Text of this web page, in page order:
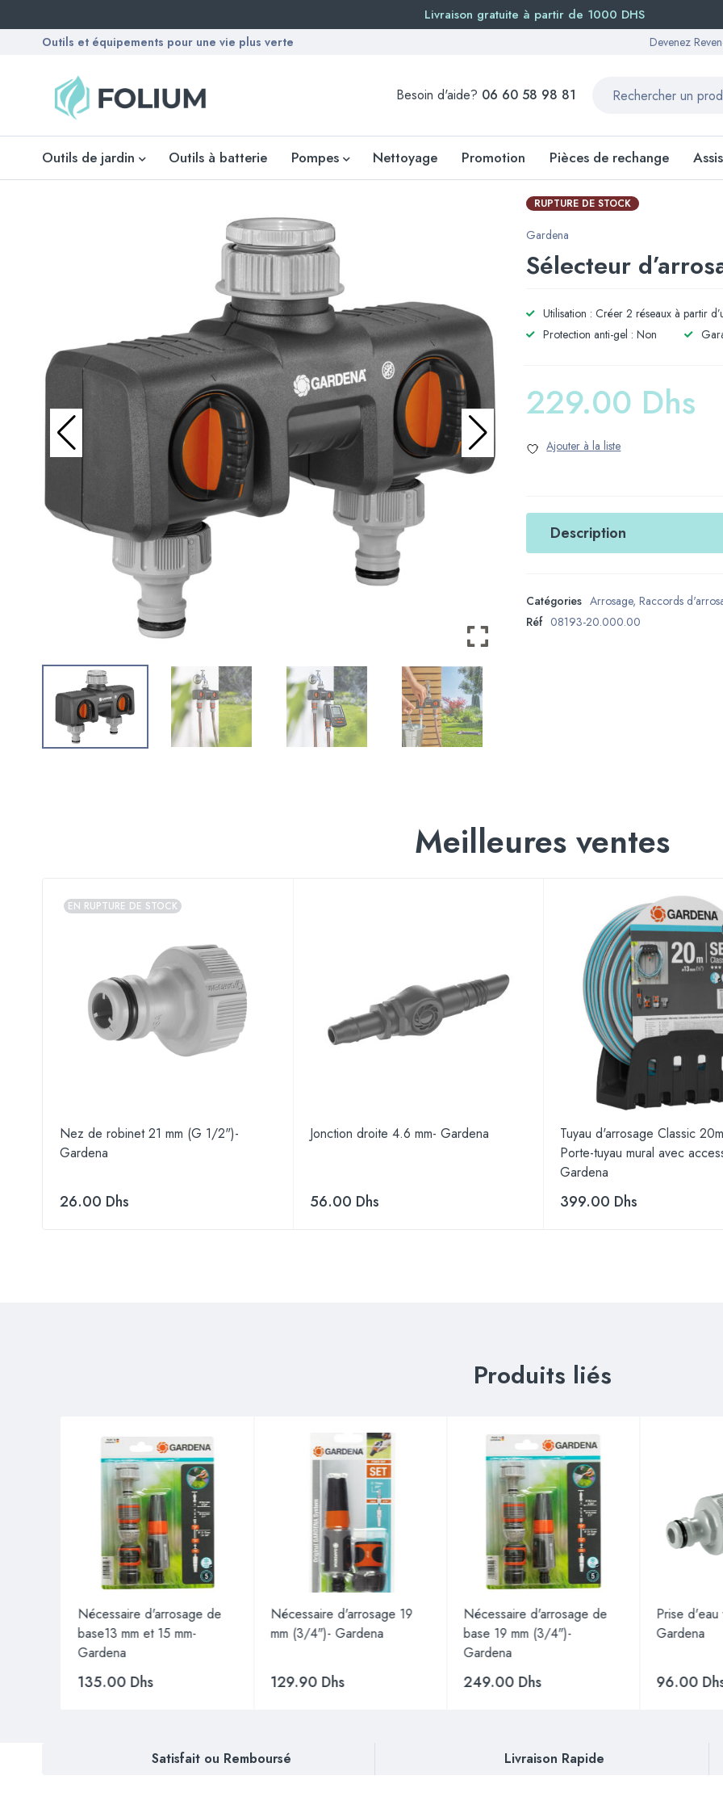
Livraison gratuite à partir de 1000 DHS
Outils et équipements pour une vie plus verte Devenez
Besoin d'aide? 06 60 58 98 81
Outils de jardin Outils à batterie Pompes Nettoyage Promotion Pièces de rechange
RUPTURE DE STOCK
Gardena
Sélecteur
Utilisation : Créer 2 réseaux à partir
Protection anti-gel : Non
229.00 Dhs
Description
Catégories Arrosage,Raccords
Réf 08193-20.000.00
Meilleures ventes
EN RUPTURE DE STOCK
Nez de robinet 21 mm (G 1/2")-
Gardena
26.00 Dhs
Jonction droite 4.6 mm- Gardena
56.00 Dhs
Tuyau d'arrosage Classic
Porte-tuyau mural avec
Gardena
399.00 Dhs
Produits liés
Nécessaire d'arrosage de
base13 mm et 15 mm-
Gardena
135.00 Dhs
Nécessaire d'arrosage 19
mm (3/4")- Gardena
129.90 Dhs
Nécessaire d'arrosage de
base 19 mm (3/4")-
Gardena
249.00 Dhs
Prise d'eau
Gardena
96.00
Satisfait ou Remboursé Livraison Rapide